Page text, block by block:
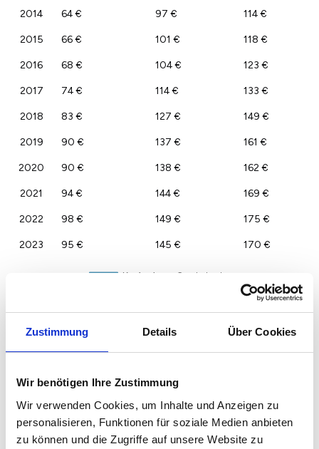
Zustimmung Details Über Cookies
Wir benötigen Ihre Zustimmung
Wir verwenden Cookies, um Inhalte und Anzeigen zu
personalisieren, Funktionen für soziale Medien anbieten
zu können und die Zugriffe auf unsere Website zu
2014 64 € 97 € 114 €
2015 66 € 101 € 118 €
2016 68 € 104 € 123 €
2017 74 € 114 € 133 €
2018 83 € 127 € 149 €
2019 90 € 137 € 161 €
2020 90 € 138 € 162 €
2021 94 € 144 € 169 €
2022 98 € 149 € 175 €
2023 95 € 145 € 170 €